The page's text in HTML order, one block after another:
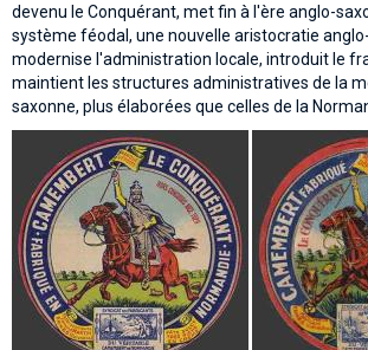
devenu le Conquérant, met fin à l'ère anglo-
système féodal, une nouvelle aristocratie
modernise l'administration locale, introduit le
maintient les structures administratives de la
saxonne, plus élaborées que celles de la